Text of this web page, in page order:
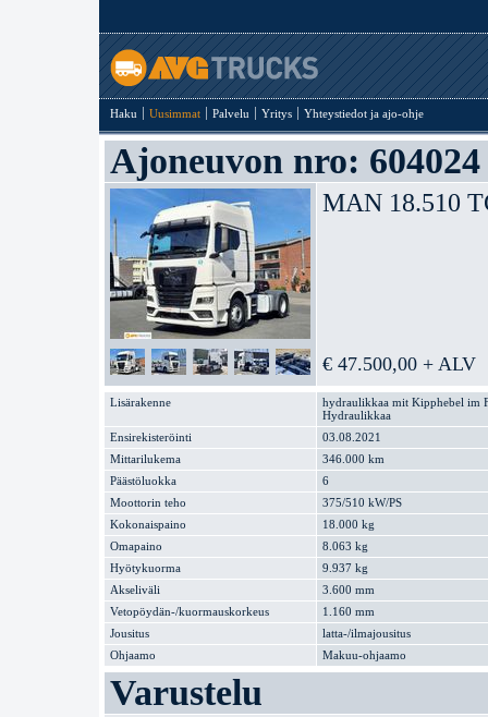
Haku Uusimmat Palvelu Yritys Yhteystiedot ja ajo-ohje
Ajoneuvon nro: 604024
MAN 18.510
€ 47.500,00 + ALV
Lisärakenne
hydraulikkaa mit Kipphebel im
Hydraulikkaa
Ensirekisteröinti
03.08.2021
Mittarilukema
346.000 km
Päästöluokka
6
Moottorin teho
375/510 kW/PS
Kokonaispaino
18.000 kg
Omapaino
8.063 kg
Hyötykuorma
9.937 kg
Akseliväli
3.600 mm
Vetopöydän-/kuormauskorkeus
1.160 mm
Jousitus
latta-/ilmajousitus
Ohjaamo
Makuu-ohjaamo
Varustelu